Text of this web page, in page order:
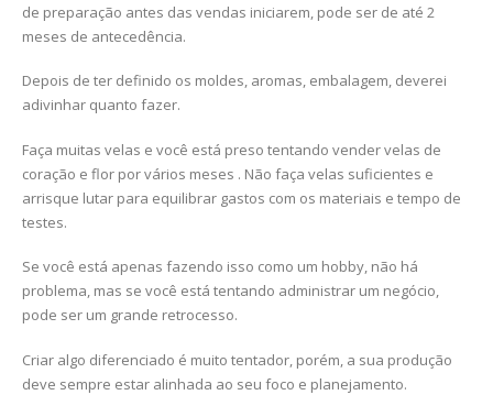
de preparação antes das vendas iniciarem, pode ser de até 2
meses de antecedência.
Depois de ter definido os moldes, aromas, embalagem, deverei
adivinhar quanto fazer.
Faça muitas velas e você está preso tentando vender velas de
coração e flor por vários meses . Não faça velas suficientes e
arrisque lutar para equilibrar gastos com os materiais e tempo de
testes.
Se você está apenas fazendo isso como um hobby, não há
problema, mas se você está tentando administrar um negócio,
pode ser um grande retrocesso.
Criar algo diferenciado é muito tentador, porém, a sua produção
deve sempre estar alinhada ao seu foco e planejamento.